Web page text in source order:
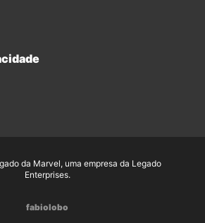
da Marvel, uma empresa da Legado
Enterprises.
fabiolobo